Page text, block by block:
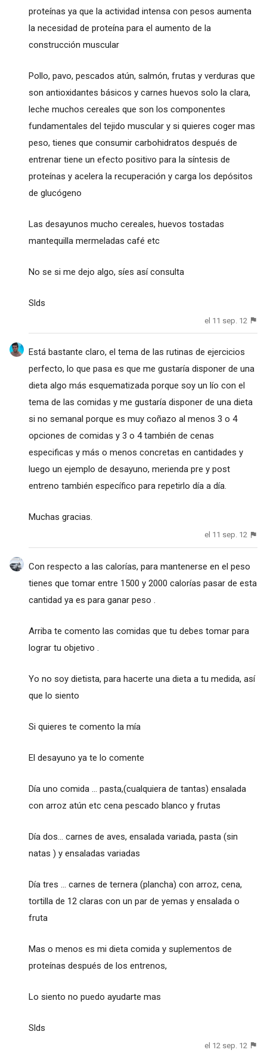
proteínas ya que la actividad intensa con pesos aumenta
la necesidad de proteína para el aumento de la
construcción muscular
Pollo, pavo, pescados atún, salmón, frutas y verduras que
son antioxidantes básicos y carnes huevos solo la clara,
leche muchos cereales que son los componentes
fundamentales del tejido muscular y si quieres coger mas
peso, tienes que consumir carbohidratos después de
entrenar tiene un efecto positivo para la síntesis de
proteínas y acelera la recuperación y carga los depósitos
de glucógeno
Las desayunos mucho cereales, huevos tostadas
mantequilla mermeladas café etc
No se si me dejo algo, síes así consulta
Slds
el 11 sep. 12
Está bastante claro, el tema de las rutinas de ejercicios
perfecto, lo que pasa es que me gustaría disponer de una
dieta algo más esquematizada porque soy un lío con el
tema de las comidas y me gustaría disponer de una dieta
si no semanal porque es muy coñazo al menos 3 o 4
opciones de comidas y 3 o 4 también de cenas
especificas y más o menos concretas en cantidades y
luego un ejemplo de desayuno, merienda pre y post
entreno también específico para repetirlo día a día.
Muchas gracias.
el 11 sep. 12
Con respecto a las calorías, para mantenerse en el peso
tienes que tomar entre 1500 y 2000 calorías pasar de esta
cantidad ya es para ganar peso .
Arriba te comento las comidas que tu debes tomar para
lograr tu objetivo .
Yo no soy dietista, para hacerte una dieta a tu medida, así
que lo siento
Si quieres te comento la mía
El desayuno ya te lo comente
Día uno comida ... pasta,(cualquiera de tantas) ensalada
con arroz atún etc cena pescado blanco y frutas
Día dos... carnes de aves, ensalada variada, pasta (sin
natas ) y ensaladas variadas
Día tres ... carnes de ternera (plancha) con arroz, cena,
tortilla de 12 claras con un par de yemas y ensalada o
fruta
Mas o menos es mi dieta comida y suplementos de
proteínas después de los entrenos,
Lo siento no puedo ayudarte mas
Slds
el 12 sep. 12